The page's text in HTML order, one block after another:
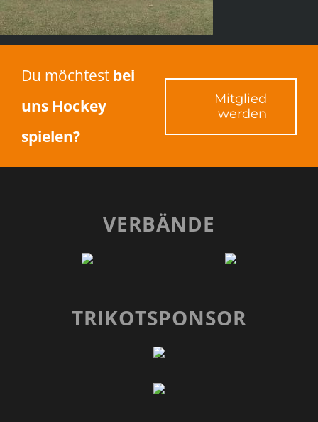
Du möchtest bei
uns Hockey
spielen?
Mitglied
werden
VERBÄNDE
TRIKOTSPONSOR